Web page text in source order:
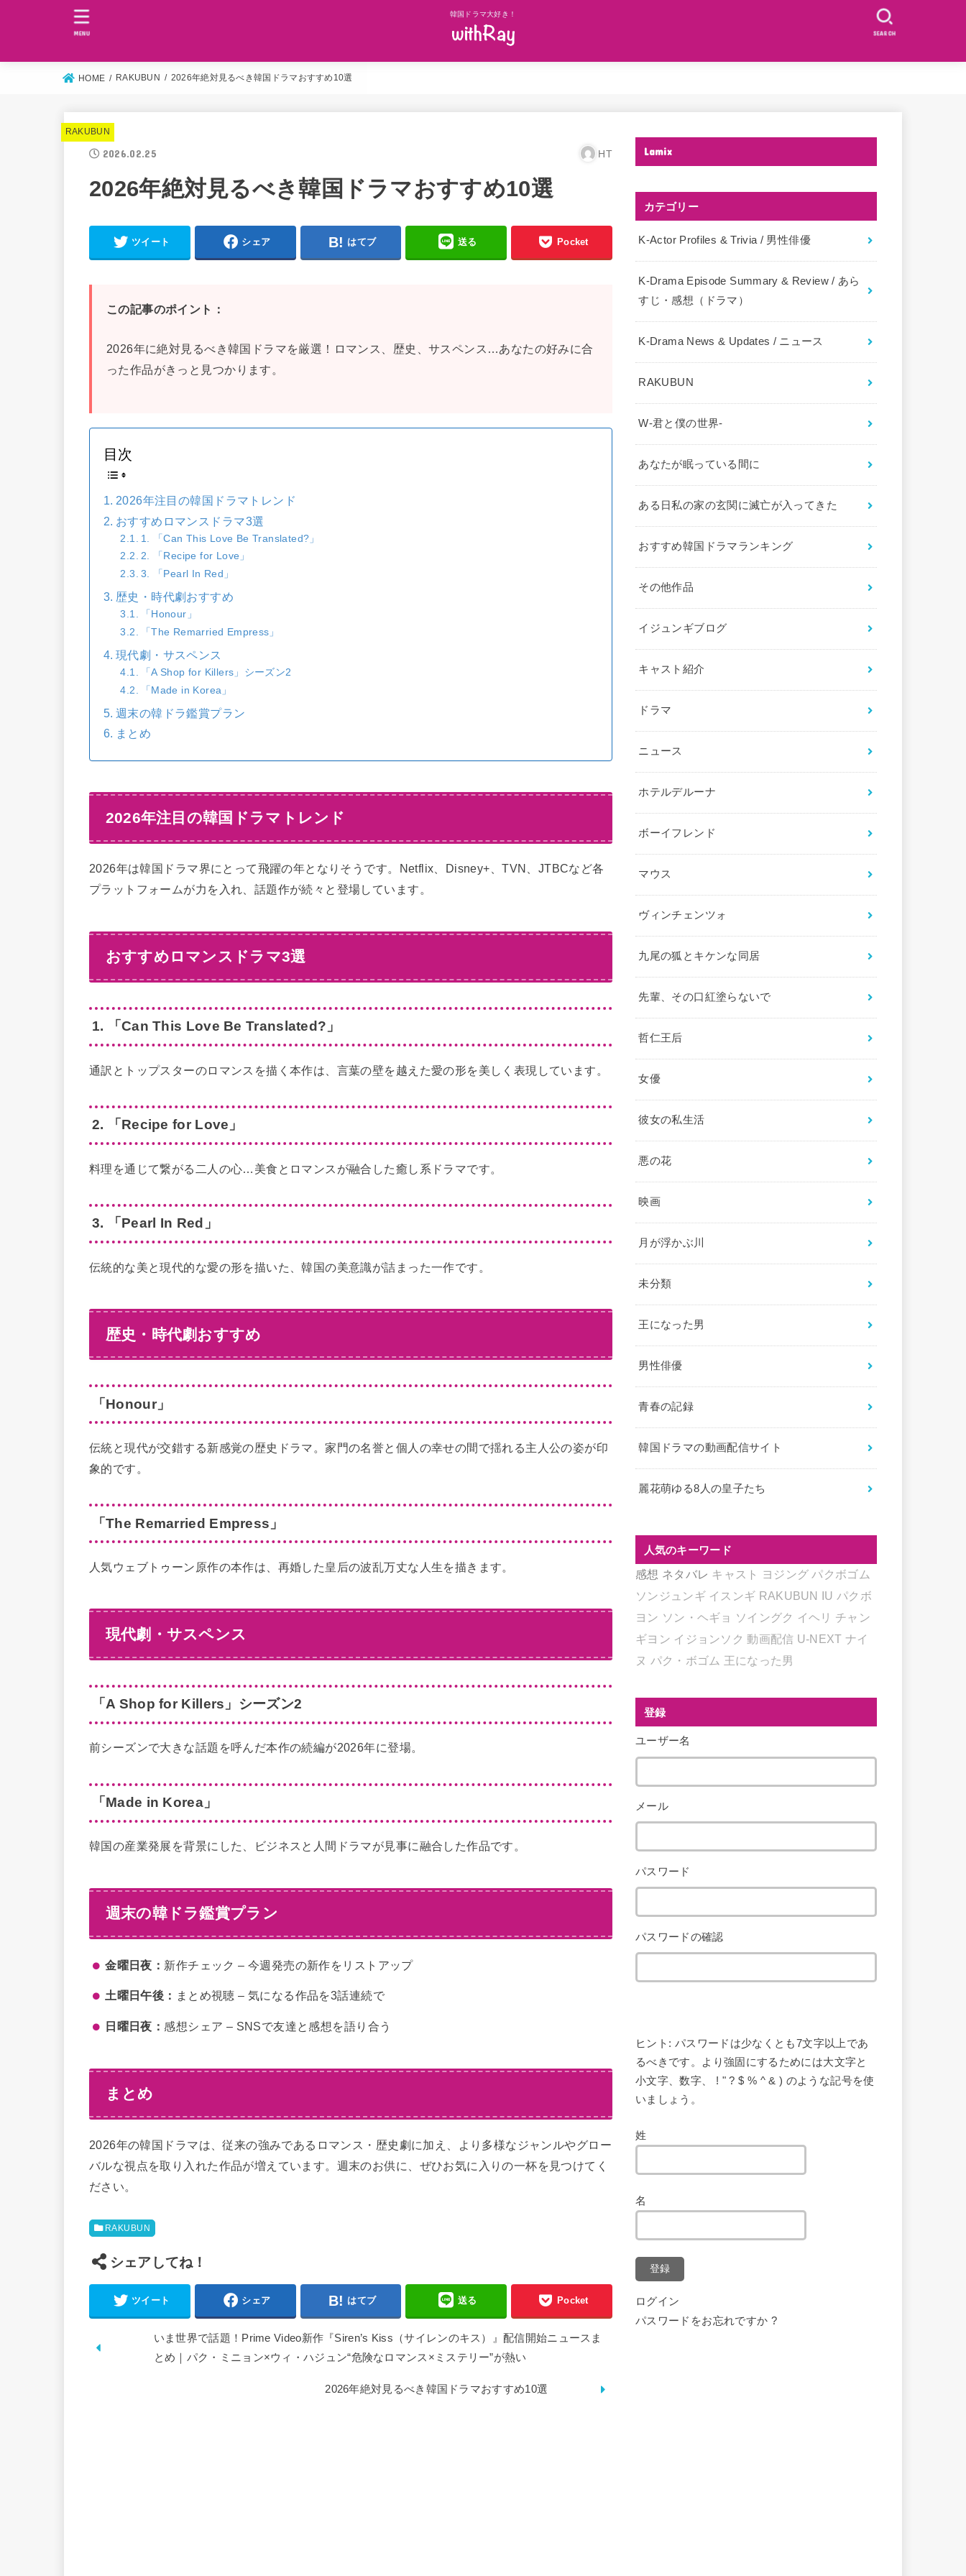
韓国ドラマ大好き！
SEARCH
MENU
HOME RAKUBUN 2026年絶対見るべき韓国ドラマおすすめ10選
RAKUBUN
2026.02.25 HT
2026年絶対見るべき韓国ドラマおすすめ10選
ツイート シェア はてブ 送る Pocket
この記事のポイント：
2026年に絶対見るべき韓国ドラマを厳選！ロマンス、歴史、サスペンス…あなたの好みに合
った作品がきっと見つかります。
目次
2026年注目の韓国ドラマトレンド
おすすめロマンスドラマ3選
1. 「Can This Love Be Translated?」
2. 「Recipe for Love」
3. 「Pearl In Red」
歴史・時代劇おすすめ
「Honour」
「The Remarried Empress」
現代劇・サスペンス
「A Shop for Killers」シーズン2
「Made in Korea」
週末の韓ドラ鑑賞プラン
まとめ
2026年注目の韓国ドラマトレンド
2026年は韓国ドラマ界にとって飛躍の年となりそうです。Netflix、Disney+、TVN、JTBCなど各
プラットフォームが力を入れ、話題作が続々と登場しています。
おすすめロマンスドラマ3選
1. 「Can This Love Be Translated?」
通訳とトップスターのロマンスを描く本作は、言葉の壁を越えた愛の形を美しく表現しています。
2. 「Recipe for Love」
料理を通じて繋がる二人の心…美食とロマンスが融合した癒し系ドラマです。
3. 「Pearl In Red」
伝統的な美と現代的な愛の形を描いた、韓国の美意識が詰まった一作です。
歴史・時代劇おすすめ
「Honour」
伝統と現代が交錯する新感覚の歴史ドラマ。家門の名誉と個人の幸せの間で揺れる主人公の姿が印
象的です。
「The Remarried Empress」
人気ウェブトゥーン原作の本作は、再婚した皇后の波乱万丈な人生を描きます。
現代劇・サスペンス
「A Shop for Killers」シーズン2
前シーズンで大きな話題を呼んだ本作の続編が2026年に登場。
「Made in Korea」
韓国の産業発展を背景にした、ビジネスと人間ドラマが見事に融合した作品です。
週末の韓ドラ鑑賞プラン
金曜日夜： 新作チェック – 今週発売の新作をリストアップ
土曜日午後： まとめ視聴 – 気になる作品を3話連続で
日曜日夜：感想シェア – SNSで友達と感想を語り合う
まとめ
2026年の韓国ドラマは、従来の強みであるロマンス・歴史劇に加え、より多様なジャンルやグロー
バルな視点を取り入れた作品が増えています。週末のお供に、ぜひお気に入りの一杯を見つけてく
ださい。
RAKUBUN
シェアしてね！
ツイート シェア はてブ 送る Pocket
いま世界で話題！Prime Video新作『Siren’s Kiss（サイレンのキス）』配信開始ニュースま
とめ｜パク・ミニョン×ウィ・ハジュン“危険なロマンス×ミステリー”が熱い
2026年絶対見るべき韓国ドラマおすすめ10選
Lamix
カテゴリー
K-Actor Profiles & Trivia / 男性俳優
K-Drama Episode Summary & Review / あら
すじ・感想（ドラマ）
K-Drama News & Updates / ニュース
RAKUBUN
W-君と僕の世界-
あなたが眠っている間に
ある日私の家の玄関に滅亡が入ってきた
おすすめ韓国ドラマランキング
その他作品
イジュンギブログ
キャスト紹介
ドラマ
ニュース
ホテルデルーナ
ボーイフレンド
マウス
ヴィンチェンツォ
九尾の狐とキケンな同居
先輩、その口紅塗らないで
哲仁王后
女優
彼女の私生活
悪の花
映画
月が浮かぶ川
未分類
王になった男
男性俳優
青春の記録
韓国ドラマの動画配信サイト
麗花萌ゆる8人の皇子たち
人気のキーワード
感想 ネタバレ キャスト ヨジング パクボゴム
ソンジュンギ イスンギ RAKUBUN IU パクボ
ヨン ソン・ヘギョ ソイングク イヘリ チャン
ギヨン イジョンソク 動画配信 U-NEXT ナイ
ヌ パク・ボゴム 王になった男
登録
ユーザー名
メール
パスワード
パスワードの確認
ヒント: パスワードは少なくとも7文字以上であ
るべきです。より強固にするためには大文字と
小文字、数字、 ! " ? $ % ^ & ) のような記号を使
いましょう。
姓
名
登録
ログイン
パスワードをお忘れですか ?